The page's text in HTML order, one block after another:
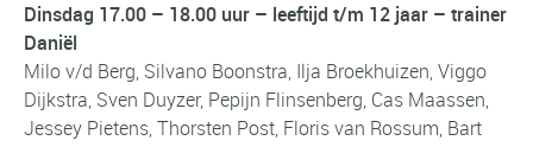
Dinsdag 17.00 – 18.00 uur – leeftijd t/m 12 jaar – trainer
Daniël
Milo v/d Berg, Silvano Boonstra, Ilja Broekhuizen, Viggo
Dijkstra, Sven Duyzer, Pepijn Flinsenberg, Cas Maassen,
Jessey Pietens, Thorsten Post, Floris van Rossum, Bart